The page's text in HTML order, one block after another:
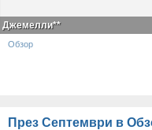
Джемелли**
Обзор
През Септември в